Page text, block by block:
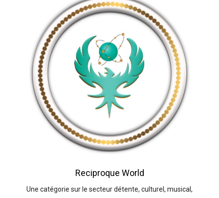
Reciproque World
Une catégorie sur le secteur détente, culturel, musical,